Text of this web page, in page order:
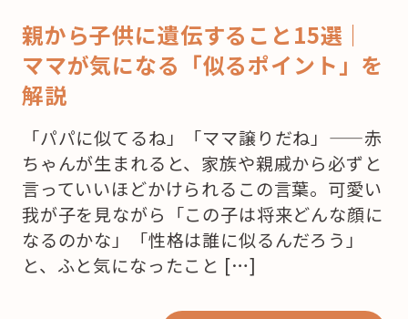
親から子供に遺伝すること15選｜
ママが気になる「似るポイント」を
解説
「パパに似てるね」「ママ譲りだね」——赤
ちゃんが生まれると、家族や親戚から必ずと
言っていいほどかけられるこの言葉。可愛い
我が子を見ながら「この子は将来どんな顔に
なるのかな」「性格は誰に似るんだろう」
と、ふと気になったこと […]